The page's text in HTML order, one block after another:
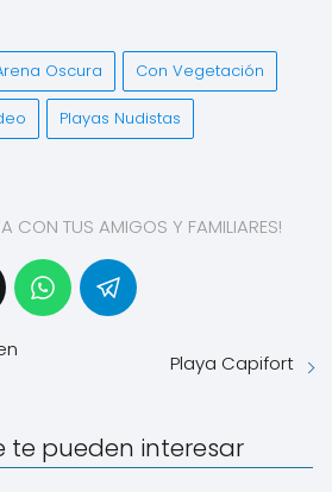
Oscura Con Vegetación
Playas Nudistas
CON TUS AMIGOS Y FAMILIARES!
Playa Capifort
te pueden interesar